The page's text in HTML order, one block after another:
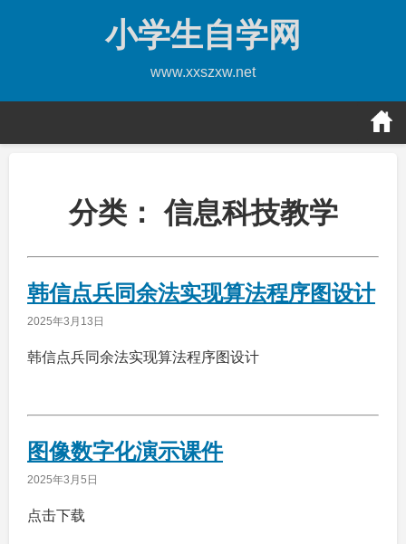
小学生自学网
www.xxszxw.net
分类：信息科技教学
韩信点兵同余法实现算法程序图设计
2025年3月13日
韩信点兵同余法实现算法程序图设计
图像数字化演示课件
2025年3月5日
点击下载